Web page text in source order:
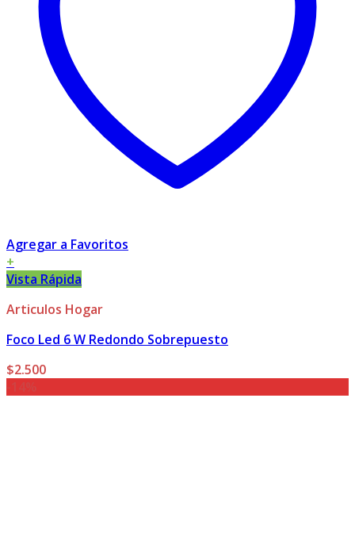
Agregar a Favoritos
+
Vista Rápida
Articulos Hogar
Foco Led 6 W Redondo Sobrepuesto
$2.500